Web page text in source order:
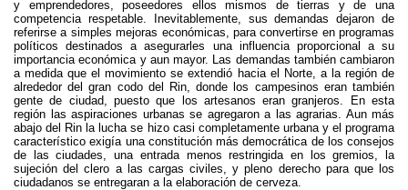
y emprendedores, poseedores ellos mismos de tierras y de una
competencia respetable. Inevitablemente, sus demandas dejaron de
referirse a simples mejoras económicas, para convertirse en programas
políticos destinados a asegurarles una influencia proporcional a su
importancia económica y aun mayor. Las demandas también cambiaron
a medida que el movimiento se extendió hacia el Norte, a la región de
alrededor del gran codo del Rin, donde los campesinos eran también
gente de ciudad, puesto que los artesanos eran granjeros. En esta
región las aspiraciones urbanas se agregaron a las agrarias. Aun más
abajo del Rin la lucha se hizo casi completamente urbana y el programa
característico exigía una constitución más democrática de los consejos
de las ciudades, una entrada menos restringida en los gremios, la
sujeción del clero a las cargas civiles, y pleno derecho para que los
ciudadanos se entregaran a la elaboración de cerveza.